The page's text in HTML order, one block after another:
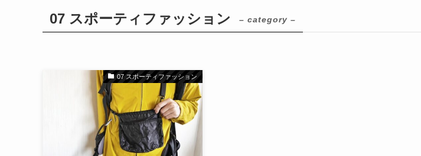
07 スポーティファッション – category –
07 スポーティファッション